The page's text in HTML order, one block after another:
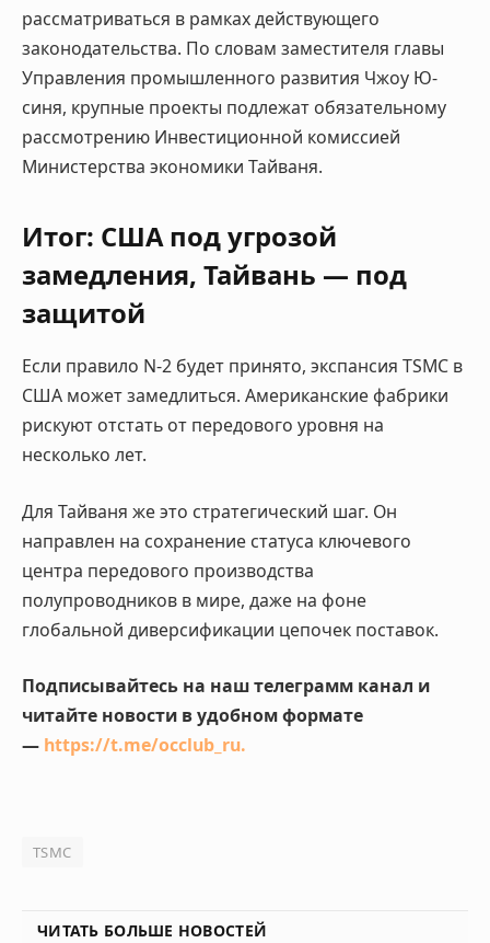
рассматриваться в рамках действующего
законодательства. По словам заместителя главы
Управления промышленного развития Чжоу Ю-
синя, крупные проекты подлежат обязательному
рассмотрению Инвестиционной комиссией
Министерства экономики Тайваня.
Итог: США под угрозой
замедления, Тайвань — под
защитой
Если правило N-2 будет принято, экспансия TSMC в
США может замедлиться. Американские фабрики
рискуют отстать от передового уровня на
несколько лет.
Для Тайваня же это стратегический шаг. Он
направлен на сохранение статуса ключевого
центра передового производства
полупроводников в мире, даже на фоне
глобальной диверсификации цепочек поставок.
Подписывайтесь на наш телеграмм канал и
читайте новости в удобном формате
— https://t.me/occlub_ru.
TSMC
ЧИТАТЬ БОЛЬШЕ НОВОСТЕЙ